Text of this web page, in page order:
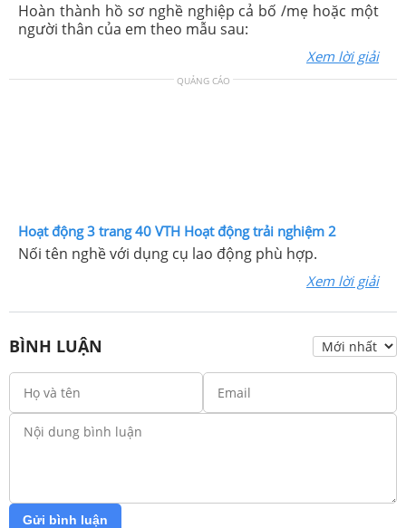
Hoàn thành hồ sơ nghề nghiệp cả bố /mẹ hoặc một
người thân của em theo mẫu sau:
Xem lời giải
QUẢNG CÁO
Hoạt động 3 trang 40 VTH Hoạt động trải nghiệm 2
Nối tên nghề với dụng cụ lao động phù hợp.
Xem lời giải
BÌNH LUẬN
Gửi bình luận